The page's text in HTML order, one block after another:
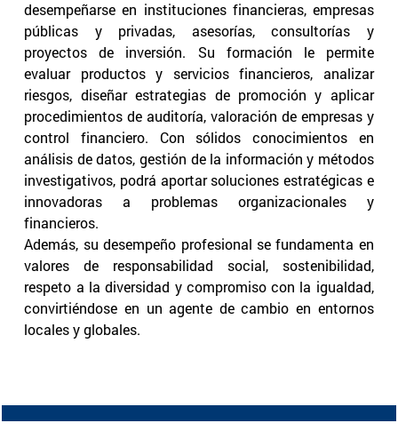
desempeñarse en instituciones financieras, empresas
públicas y privadas, asesorías, consultorías y
proyectos de inversión. Su formación le permite
evaluar productos y servicios financieros, analizar
riesgos, diseñar estrategias de promoción y aplicar
procedimientos de auditoría, valoración de empresas y
control financiero. Con sólidos conocimientos en
análisis de datos, gestión de la información y métodos
investigativos, podrá aportar soluciones estratégicas e
innovadoras a problemas organizacionales y
financieros.
Además, su desempeño profesional se fundamenta en
valores de responsabilidad social, sostenibilidad,
respeto a la diversidad y compromiso con la igualdad,
convirtiéndose en un agente de cambio en entornos
locales y globales.